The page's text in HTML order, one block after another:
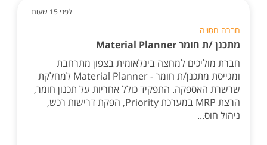
לפני 15 שעות
חברה חסויה
מתכנן /ת חומר Material Planner
חברת מוליכים למחצה בינלאומית בצפון מתרחבת
ומגייסת מתכנן/ת חומר - Material Planner למחלקת
שרשרת האספקה. התפקיד כולל אחריות על תכנון חומר,
הרצת MRP במערכת Priority, הפקת דרישות רכש,
ניהול חוס...